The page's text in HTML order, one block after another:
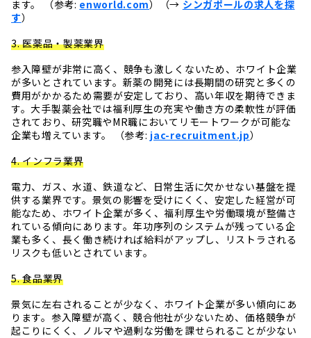
ます。 （参考: enworld.com）（→ シンガポールの求人を探
す）
3. 医薬品・製薬業界
参入障壁が非常に高く、競争も激しくないため、ホワイト企業
が多いとされています。新薬の開発には長期間の研究と多くの
費用がかかるため需要が安定しており、高い年収を期待できま
す。大手製薬会社では福利厚生の充実や働き方の柔軟性が評価
されており、研究職やMR職においてリモートワークが可能な
企業も増えています。 （参考: jac-recruitment.jp）
4. インフラ業界
電力、ガス、水道、鉄道など、日常生活に欠かせない基盤を提
供する業界です。景気の影響を受けにくく、安定した経営が可
能なため、ホワイト企業が多く、福利厚生や労働環境が整備さ
れている傾向にあります。年功序列のシステムが残っている企
業も多く、長く働き続ければ給料がアップし、リストラされる
リスクも低いとされています。
5. 食品業界
景気に左右されることが少なく、ホワイト企業が多い傾向にあ
ります。参入障壁が高く、競合他社が少ないため、価格競争が
起こりにくく、ノルマや過剰な労働を課せられることが少ない